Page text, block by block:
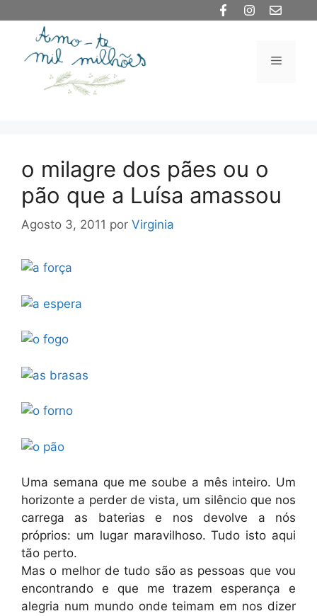
conteúdo
Menu
o milagre dos pães ou o
pão que a Luísa amassou
Agosto 3, 2011 por Virginia
Uma semana que me soube a mês inteiro. Um
horizonte a perder de vista, um silêncio que nos
carrega as baterias e nos devolve a nós
próprios: um lugar maravilhoso. Tudo isto aqui
tão perto.
Mas o melhor de tudo são as pessoas que vou
encontrando e que me trazem esperança e
alegria num mundo onde teimam em nos dizer